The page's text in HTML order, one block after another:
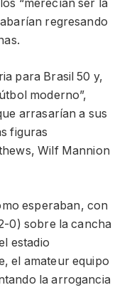
“merecían ser la
regresando
para Brasil 50 y,
moderno”,
arrasarían a sus
figuras
Wilf Mannion
esperaban, con
0) sobre la cancha
estadio
el amateur equipo
la arrogancia